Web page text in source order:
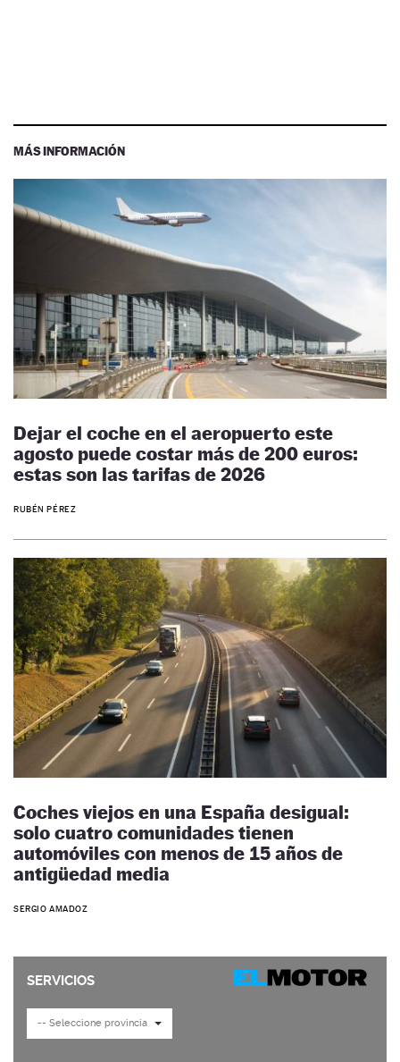
MÁS INFORMACIÓN
Dejar el coche en el aeropuerto este
agosto puede costar más de 200 euros:
estas son las tarifas de 2026
RUBÉN PÉREZ
Coches viejos en una España desigual:
solo cuatro comunidades tienen
automóviles con menos de 15 años de
antigüedad media
SERGIO AMADOZ